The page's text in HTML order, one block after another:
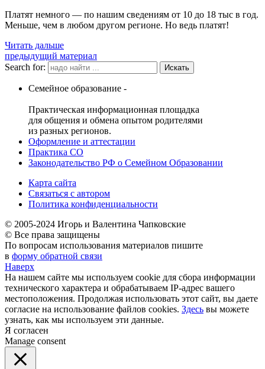
Платят немного — по нашим сведениям от 10 до 18 тыс в год.
Меньше, чем в любом другом регионе. Но ведь платят!
Читать дальше
предыдущий материал
Search for:
Семейное образование -
Практическая информационная площадка
для общения и обмена опытом родителями
из разных регионов.
Оформление и аттестации
Практика СО
Законодательство РФ о Семейном Образовании
Карта сайта
Связаться с автором
Политика конфиденциальности
© 2005-2024 Игорь и Валентина Чапковские
© Все права защищены
По вопросам использования материалов пишите
в форму обратной связи
Наверх
На нашем сайте мы используем cookie для сбора информации
технического характера и обрабатываем IP-адрес вашего
местоположения. Продолжая использовать этот сайт, вы даете
согласие на использование файлов cookies. Здесь вы можете
узнать, как мы используем эти данные.
Я согласен
Manage consent